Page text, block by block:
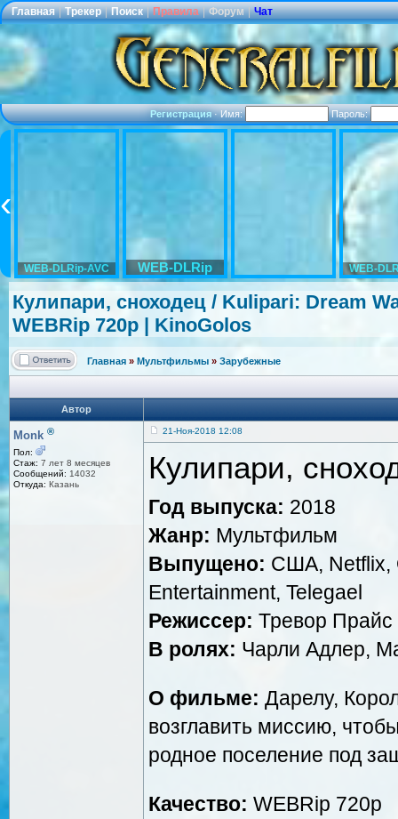
Главная | Трекер | Поиск | Правила | Форум | Чат
Регистрация·Имя: Пароль:
WEB-DLRip-AVC WEB-DLRip WEB-
Кулипари, сноходец / Kulipari: Dream
WEBRip 720p | KinoGolos
Главная » Мультфильмы » Зарубежные
Автор
Monk ®
Пол:
Стаж: 7 лет 8 месяцев
Сообщений: 14032
Откуда: Казань
21-Ноя-2018 12:08
Кулипари,
Год выпуска: 2018
Жанр: Мультфильм
Выпущено: США, Netflix,
Entertainment, Telegael
Режиссер: Тревор Прайс
В ролях: Чарли Адлер,
О фильме: Дарелу,
возглавить миссию,
родное поселение под
Качество: WEBRip 720p